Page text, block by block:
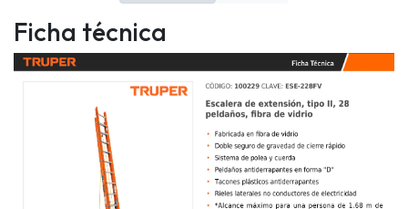
Ficha técnica